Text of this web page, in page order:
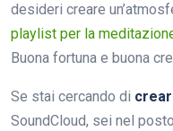
desideri creare
playlist per la
Buona fortuna e buona
Se stai cercando di
SoundCloud, sei nel